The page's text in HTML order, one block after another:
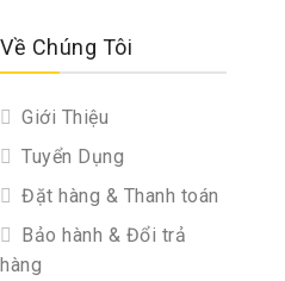
Về Chúng Tôi
Giới Thiệu
Tuyển Dụng
Đặt hàng & Thanh toán
Bảo hành & Đổi trả
hàng